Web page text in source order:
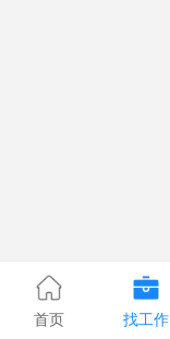
首页 找工作